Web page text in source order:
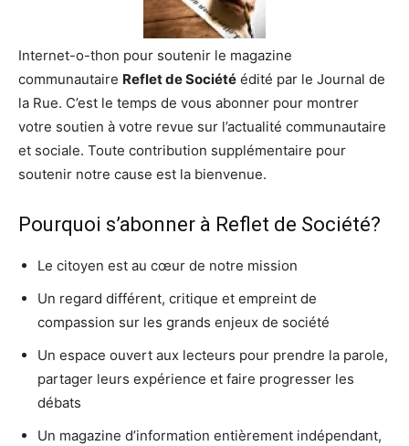
Internet-o-thon pour soutenir le magazine
communautaire Reflet de Société édité par le Journal de
la Rue. C’est le temps de vous abonner pour montrer
votre soutien à votre revue sur l’actualité communautaire
et sociale. Toute contribution supplémentaire pour
soutenir notre cause est la bienvenue.
Pourquoi s’abonner à Reflet de Société?
Le citoyen est au cœur de notre mission
Un regard différent, critique et empreint de
compassion sur les grands enjeux de société
Un espace ouvert aux lecteurs pour prendre la parole,
partager leurs expérience et faire progresser les
débats
Un magazine d’information entièrement indépendant,